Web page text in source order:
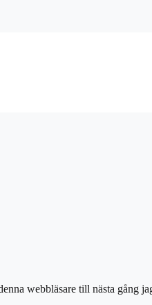
webbläsare till nästa gång